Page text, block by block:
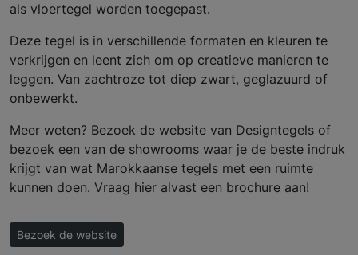
als vloertegel worden toegepast.
Deze tegel is in verschillende formaten en kleuren te
verkrijgen en leent zich om op creatieve manieren te
leggen. Van zachtroze tot diep zwart, geglazuurd of
onbewerkt.
Meer weten? Bezoek de website van Designtegels of
bezoek een van de showrooms waar je de beste indruk
krijgt van wat Marokkaanse tegels met een ruimte
kunnen doen. Vraag hier alvast een brochure aan!
Bezoek de website